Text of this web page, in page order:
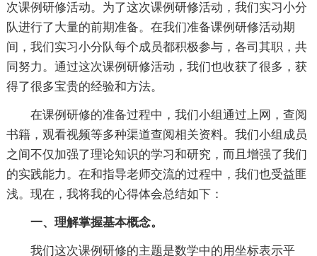
次课例研修活动。为了这次课例研修活动，我们实习小分
队进行了大量的前期准备。在我们准备课例研修活动期
间，我们实习小分队每个成员都积极参与，各司其职，共
同努力。通过这次课例研修活动，我们也收获了很多，获
得了很多宝贵的经验和方法。
在课例研修的准备过程中，我们小组通过上网，查阅
书籍，观看视频等多种渠道查阅相关资料。我们小组成员
之间不仅加强了理论知识的学习和研究，而且增强了我们
的实践能力。在和指导老师交流的过程中，我们也受益匪
浅。现在，我将我的心得体会总结如下：
一、理解掌握基本概念。
我们这次课例研修的主题是数学中的用坐标表示平